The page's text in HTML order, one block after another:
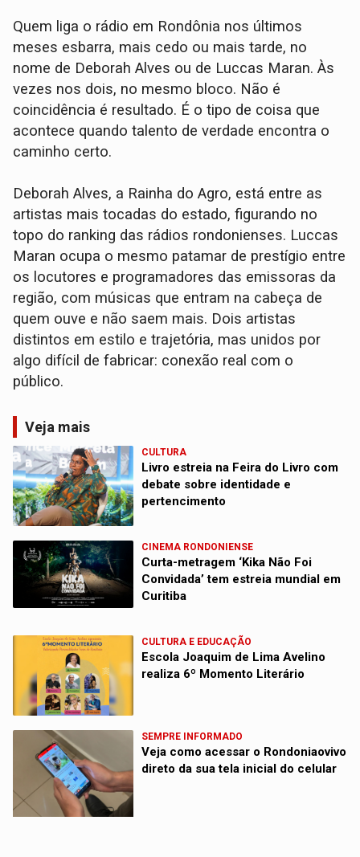
Quem liga o rádio em Rondônia nos últimos
meses esbarra, mais cedo ou mais tarde, no
nome de Deborah Alves ou de Luccas Maran. Às
vezes nos dois, no mesmo bloco. Não é
coincidência é resultado. É o tipo de coisa que
acontece quando talento de verdade encontra o
caminho certo.
Deborah Alves, a Rainha do Agro, está entre as
artistas mais tocadas do estado, figurando no
topo do ranking das rádios rondonienses. Luccas
Maran ocupa o mesmo patamar de prestígio entre
os locutores e programadores das emissoras da
região, com músicas que entram na cabeça de
quem ouve e não saem mais. Dois artistas
distintos em estilo e trajetória, mas unidos por
algo difícil de fabricar: conexão real com o
público.
Veja mais
CULTURA
Livro estreia na Feira do Livro com
debate sobre identidade e
pertencimento
CINEMA RONDONIENSE
Curta-metragem ‘Kika Não Foi
Convidada’ tem estreia mundial em
Curitiba
CULTURA E EDUCAÇÃO
Escola Joaquim de Lima Avelino
realiza 6º Momento Literário
SEMPRE INFORMADO
Veja como acessar o Rondoniaovivo
direto da sua tela inicial do celular